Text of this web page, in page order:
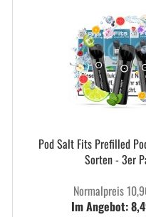
Pod Salt Fits Prefilled
Sorten - 3er
Normalpreis
Im Angebot: